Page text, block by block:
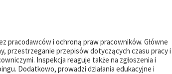
pracodawców i ochroną praw pracowników. Główne
przestrzeganie przepisów dotyczących czasu pracy i
Inspekcja reaguje także na zgłoszenia i
Dodatkowo, prowadzi działania edukacyjne i